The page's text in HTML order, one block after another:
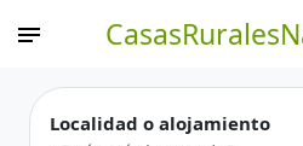
Localidad o alojamiento